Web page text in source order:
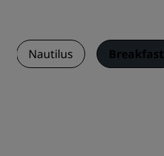
Breakfast
Nautilus